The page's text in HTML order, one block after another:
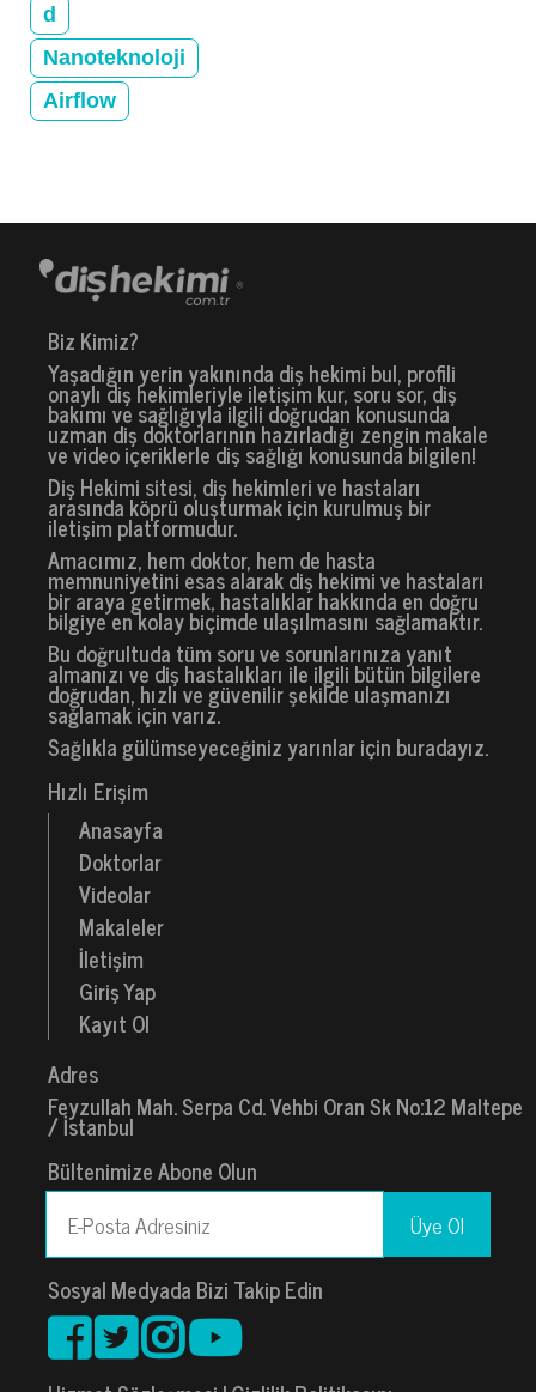
d
Nanoteknoloji
Airflow
Biz Kimiz?
Yaşadığın yerin yakınında diş hekimi bul, profili
onaylı diş hekimleriyle iletişim kur, soru sor, diş
bakımı ve sağlığıyla ilgili doğrudan konusunda
uzman diş doktorlarının hazırladığı zengin makale
ve video içeriklerle diş sağlığı konusunda bilgilen!
Diş Hekimi sitesi, diş hekimleri ve hastaları
arasında köprü oluşturmak için kurulmuş bir
iletişim platformudur.
Amacımız, hem doktor, hem de hasta
memnuniyetini esas alarak diş hekimi ve hastaları
bir araya getirmek, hastalıklar hakkında en doğru
bilgiye en kolay biçimde ulaşılmasını sağlamaktır.
Bu doğrultuda tüm soru ve sorunlarınıza yanıt
almanızı ve diş hastalıkları ile ilgili bütün bilgilere
doğrudan, hızlı ve güvenilir şekilde ulaşmanızı
sağlamak için varız.
Sağlıkla gülümseyeceğiniz yarınlar için buradayız.
Hızlı Erişim
Anasayfa
Doktorlar
Videolar
Makaleler
İletişim
Giriş Yap
Kayıt Ol
Adres
Feyzullah Mah. Serpa Cd. Vehbi Oran Sk No:12 Maltepe
/ İstanbul
Bültenimize Abone Olun
Sosyal Medyada Bizi Takip Edin